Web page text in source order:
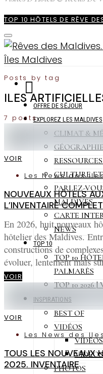
TOP 10 HÔTELS DE RÊVE
OFFRE DE SÉJOUR
EXPLOREZ LES MALDIVES
CLIMAT &
CULTURE
PARLEZ-
MALDIVES
CARTE
NEWS
TOP 10
TOP 10
PALMARÈS
TOP 10 2026 |
INSPIRATIONS
BEST OF
VIDÉOS
PHOTOS
Posts by tag
ILES
7 posts
VOIR
Les News des
NOUVEAUX HÔTELS
L’INVENTAIRE COMPLET
En 2026, huit nouveaux
hôtelier des Maldives.
constructions de
évoluer, lentement mais
VOIR
VOIR
Les News des Iles
TOUS LES NOUVEAUX
2025. INVENTAIRE